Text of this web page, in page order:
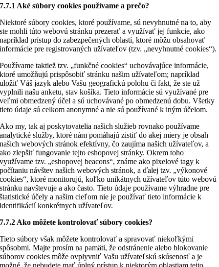
7.7.1 Aké súbory cookies používame a prečo?
Niektoré súbory cookies, ktoré používame, sú nevyhnutné na to, aby
ste mohli túto webovú stránku prezerať a využívať jej funkcie, ako
napríklad prístup do zabezpečených oblastí, ktoré môžu obsahovať
informácie pre registrovaných užívateľov (tzv. „nevyhnutné cookies“).
Používame taktiež tzv. „funkčné cookies“ uchovávajúce informácie,
ktoré umožňujú prispôsobiť stránku našim užívateľom; napríklad
uložiť Váš jazyk alebo Vašu geografickú polohu či fakt, že ste už
vyplnili našu anketu, stav košíka. Tieto informácie sú využívané pre
veľmi obmedzený účel a sú uchovávané po obmedzenú dobu. Všetky
tieto údaje sú celkom anonymné a nie sú používané k iným účelom.
Ako my, tak aj poskytovatelia našich služieb rovnako používame
analytické služby, ktoré nám pomáhajú zistiť do akej miery je obsah
našich webových stránok efektívny, čo zaujíma našich užívateľov, a
ako zlepšiť fungovanie tejto eshopovej stránky. Okrem toho
využívame tzv. „eshopovej beacons“, známe ako pixelové tagy k
počítaniu návštev našich webových stránok, a ďalej tzv. „výkonové
cookies“, ktoré monitorujú, koľko unikátnych užívateľov túto webovú
stránku navštevuje a ako často. Tieto údaje používame výhradne pre
štatistické účely a našim cieľom nie je používať tieto informácie k
identifikácií konkrétnych užívateľov.
7.7.2 Ako môžete kontrolovať súbory cookies?
Tieto súbory však môžete kontrolovať a spravovať niekoľkými
spôsobmi. Majte prosím na pamäti, že odstránenie alebo blokovanie
súborov cookies môže ovplyvniť Vašu užívateľskú skúsenosť a je
možné, že nebudete mať úplný prístup k niektorým oblastiam tejto